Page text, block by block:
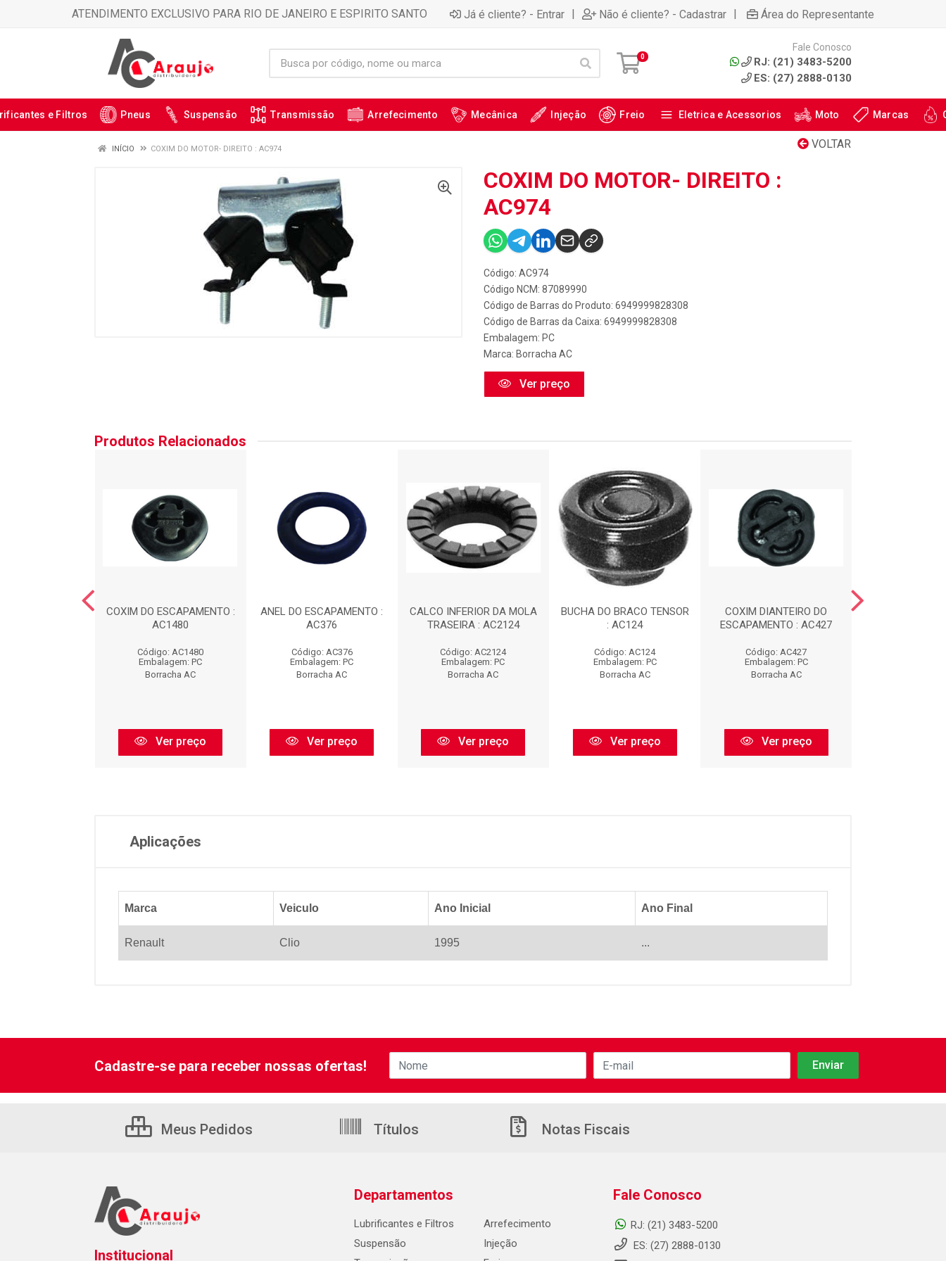
ATENDIMENTO EXCLUSIVO PARA RIO DE JANEIRO E ESPIRITO SANTO Já é cliente? - Entrar | Não é cliente? - Cadastrar | Área do Representante
0
Fale Conosco
RJ: (21) 3483-5200
ES: (27) 2888-0130
e Filtros Pneus Suspensão Transmissão Arrefecimento Mecânica Injeção Freio Eletrica e Acessorios Moto Marcas
VOLTAR
INÍCIO COXIM DO MOTOR- DIREITO : AC974
COXIM DO MOTOR- DIREITO :
AC974
Código: AC974
Código NCM: 87089990
Código de Barras do Produto: 6949999828308
Código de Barras da Caixa: 6949999828308
Embalagem: PC
Marca: Borracha AC
Ver preço
Produtos Relacionados
COXIM DO ESCAPAMENTO :
AC1480
Código: AC1480
Embalagem: PC
Borracha AC
Ver preço
ANEL DO ESCAPAMENTO :
AC376
Código: AC376
Embalagem: PC
Borracha AC
Ver preço
CALCO INFERIOR DA MOLA
TRASEIRA : AC2124
Código: AC2124
Embalagem: PC
Borracha AC
Ver preço
BUCHA DO BRACO TENSOR
: AC124
Código: AC124
Embalagem: PC
Borracha AC
Ver preço
COXIM DIANTEIRO DO
ESCAPAMENTO : AC427
Código: AC427
Embalagem: PC
Borracha AC
Ver preço
Aplicações
Marca Veiculo Ano Inicial Ano Final
Renault Clio 1995 ...
Cadastre-se para receber nossas ofertas!
Meus Pedidos Títulos Notas Fiscais
Institucional
Departamentos
Lubrificantes e Filtros
Suspensão
Arrefecimento
Injeção
Fale Conosco
RJ: (21) 3483-5200
ES: (27) 2888-0130